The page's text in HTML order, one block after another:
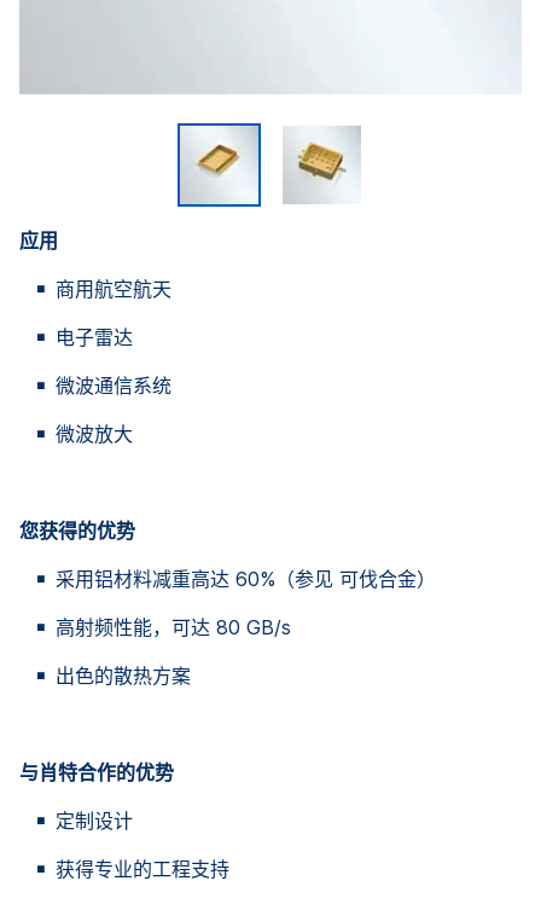
应用
商用航空航天
电子雷达
微波通信系统
微波放大
您获得的优势
采用铝材料减重高达 60%（参见 可伐合金）
高射频性能，可达 80 GB/s
出色的散热方案
与肖特合作的优势
定制设计
获得专业的工程支持